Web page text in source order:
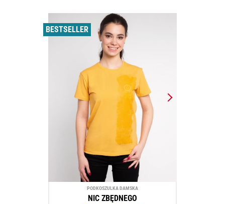
BESTSELLER
PODKOSZULKA DAMSKA
NIC ZBĘDNEGO